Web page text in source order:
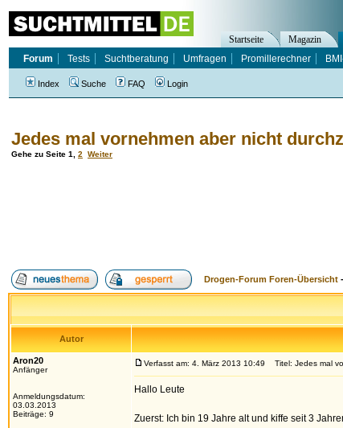
Jedes mal vornehmen aber nicht
Gehe zu Seite 1 2 Weiter
Drogen-Forum Foren-Übersicht
Autor
Aron20
Anfänger
Anmeldungsdatum:
03.03.2013
Beiträge: 9
Verfasst am: 4. März 2013 10:49 Titel: Jedes mal
Hallo Leute
Zuerst: Ich bin 19 Jahre alt und kiffe seit 3
Startseite Magazin
Forum
Tests Suchtberatung Umfragen Promillerechner
Index Suche FAQ Login